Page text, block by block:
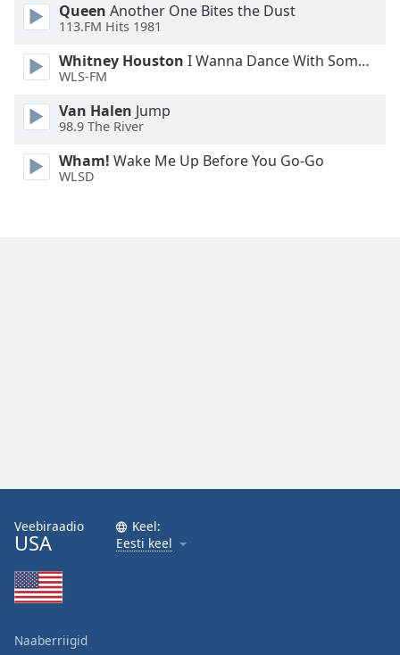
Queen Another One Bites the Dust
113.FM Hits 1981
Whitney Houston I Wanna Dance With Somebody
WLS-FM
Van Halen Jump
98.9 The River
Wham! Wake Me Up Before You Go-Go
WLSD
Veebiraadio
USA
Keel:
Eesti keel
Naaberriigid